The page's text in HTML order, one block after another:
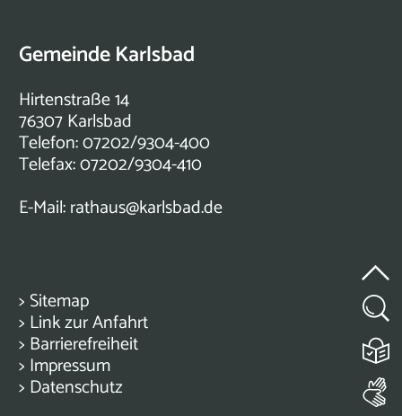
Gemeinde Karlsbad
Hirtenstraße 14
76307 Karlsbad
Telefon: 07202/9304-400
Telefax: 07202/9304-410
E-Mail:rathaus@karlsbad.de
> Sitemap
> Link zur Anfahrt
> Barrierefreiheit
> Impressum
> Datenschutz